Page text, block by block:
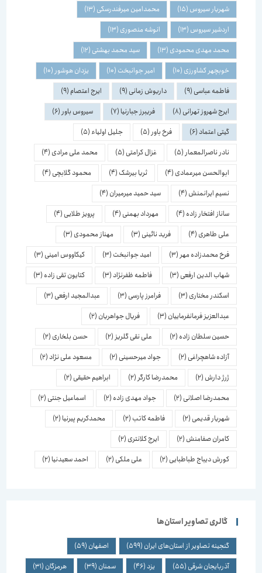
شهریار سیروس(15) محمدامین میرفندرسکی(13)
اردشیر سیروس(13) انوشه منصوری(13)
محمد مهدی محمودی(13) سید محمد بهشتی(12)
خوبچهر کشاورزی(10) امیر جوانبخت(10) یزدان هوشور(10)
فاطمه عباسی(9) داریوش زمانی(9) ایرج اعتصام(9)
ایرج شهروز تهرانی(8) فریبرز جبارنیا(7) سیروس باور (6)
گیتی اعتماد(6) فرخ باور (5) جلیل اولیاء(5)
نادر ناصرالمعمار(5) غزال کرامتی(5) محمد علی مرادی(4)
ابوالحسن میرعمادی(4) ثریا بیرشک(4) محمود گلابچی(4)
نسیم ایرانمنش(4) سید حمید میرمیران(4)
ساناز افتخار زاده(4) مهرداد بهمنی(4) پرویز طلایی(4)
علی طاهری(4) فرید نائینی(3) مهناز محمودی(3)
فرخ محمدزاده مهر (3) امید جوانبخت(3) کیکاووس امینی(3)
شهاب الدین ارفعی(3) فاطمه ظفرنژاد(3) کتایون تقی زاده(3)
اسكندر مختاری(3) فرامرز پارسی(3) عبدالمجید ارفعی(3)
عبدالعزیز فرمانفرماییان(3) فریال جواهریان(2)
حسین سلطان زاده(2) علی نقی گلریز(2) حسن بلخاری(2)
آزاده شاهچراغی(2) جواد میرحسینی(2) مسعود علی نژاد (2)
ژرژ دارش(2) محمدرضا کارگر(2) ابراهیم حقیقی(2)
محمدرضا اصلانی(2) جواد مهدی زاده(2) اسماعیل جنتی(2)
شهریار قدیمی(2) فاطمه کاتب(2) محمدکریم پیرنیا(2)
کامران صفامنش(2) ایرج کلانتری(2)
کورش دیباج طباطبایی(2) علی ملکی(2) احمد سعیدنیا(2)
گالری تصاویر استان‌ها
گنجینه تصاویر از استان‌های ایران(599) اصفهان(59)
آذربایجان شرقی(55)
(46) سمنان(39) هرمزگان(31)